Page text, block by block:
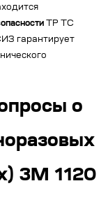
ТР ТС
гарантирует
о
3М 1120